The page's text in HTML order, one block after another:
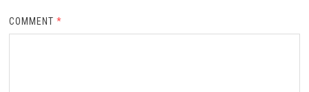
COMMENT*